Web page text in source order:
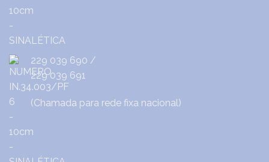
229 039 690 /
229 039 691
(Chamada para rede fixa nacional)